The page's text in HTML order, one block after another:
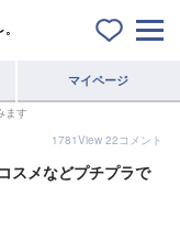
マイページ
ます
1781View 22コメント
スメなどプチプラで